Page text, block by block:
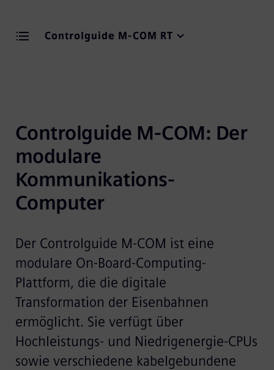
Controlguide M-COM RT
Controlguide M-COM: Der
modulare
Kommunikations-
Computer
Der Controlguide M-COM ist eine
modulare On-Board-Computing-
Plattform, die die digitale
Transformation der Eisenbahnen
ermöglicht. Sie verfügt über
Hochleistungs- und Niedrigenergie-CPUs
sowie verschiedene kabelgebundene